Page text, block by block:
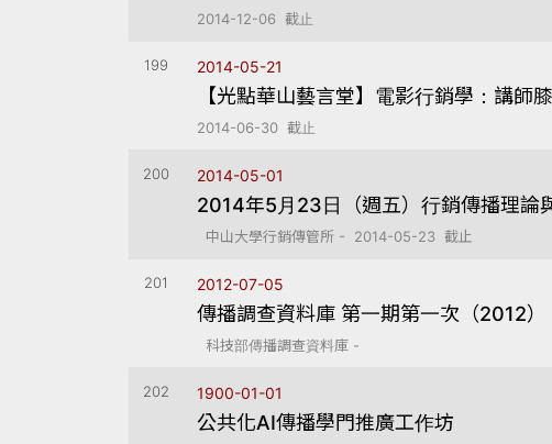
2014-12-06 截止
199 2014-05-21
【光點華山藝言堂】電影行銷學：講師
2014-06-30 截止
200 2014-05-01
2014年5月23日（週五）行銷傳播理論
中山大學行銷傳管所 - 2014-05-23 截止
201 2012-07-05
傳播調查資料庫 第一期第一次（2012
科技部傳播調查資料庫 -
202 1900-01-01
公共化AI傳播學門推廣工作坊